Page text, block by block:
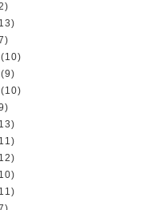
(10)
(9)
(10)